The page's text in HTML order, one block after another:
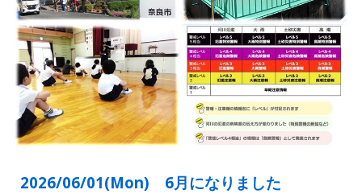
2026/06/01(Mon) 6月になりました